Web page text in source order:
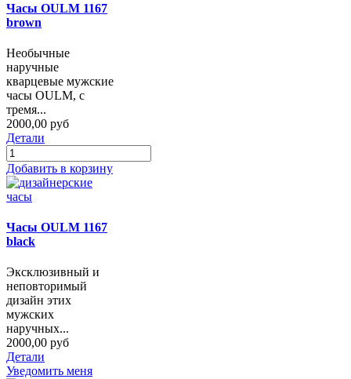
Часы OULM 1167
brown
Необычные
наручные
кварцевые мужские
часы OULM, с
тремя...
2000,00 руб
Детали
Добавить в корзину
Часы OULM 1167
black
Эксклюзивный и
неповторимый
дизайн этих
мужских
наручных...
2000,00 руб
Детали
Уведомить меня